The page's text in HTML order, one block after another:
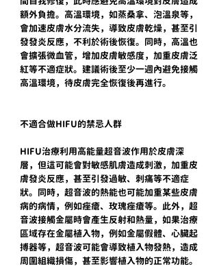
額外負擔。高溫環境，如蒸桑拿、泡溫泉等，
會加速皮膚水分流失，導致皮膚乾燥，甚至引
發發炎反應，不利於術後恢復。同時，高溫也
會擴張微血管，增加皮膚敏感度，加重皮膚泛
紅等不適症狀。建議術後至少一週內避免接觸
高溫環境，待皮膚完全恢復後再進行。
不適合做HIFU的禁忌人群
HIFU治療利用高能量超音波作用於皮膚深
層，但這可能會對敏感肌膚造成刺激，加重皮
膚發炎反應，甚至引發過敏、刺痛等不適症
狀。同時，超音波的熱能也可能加重某些皮膚
病的病情，例如痤瘡、玫瑰痤瘡等。此外，超
音波接觸金屬時會產生反射和熱量，如果治療
區域存在金屬植入物，例如金屬假體、心臟起
搏器等，超音波可能會導致植入物發熱，造成
周圍組織損傷，甚至影響植入物的正常功能。